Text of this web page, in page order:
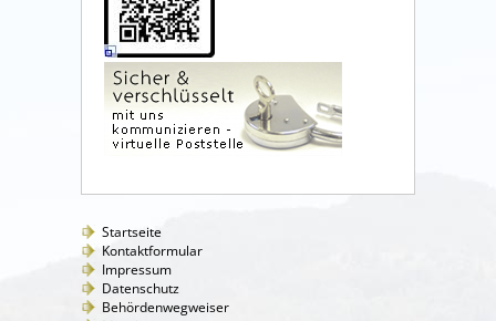
Startseite
Kontaktformular
Impressum
Datenschutz
Behördenwegweiser